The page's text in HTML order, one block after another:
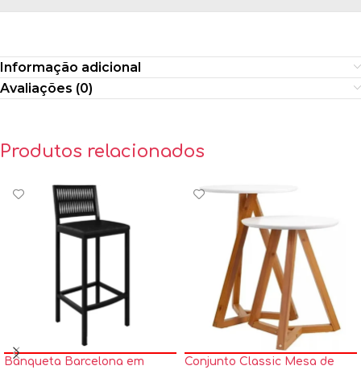
Informação adicional
Avaliações (0)
Produtos relacionados
Banqueta Barcelona em
Conjunto Classic Mesa de